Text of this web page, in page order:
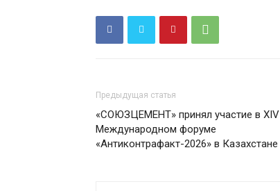
Предыдущая статья
«СОЮЗЦЕМЕНТ» принял участие в XIV
Международном форуме
«Антиконтрафакт-2026» в Казахстане